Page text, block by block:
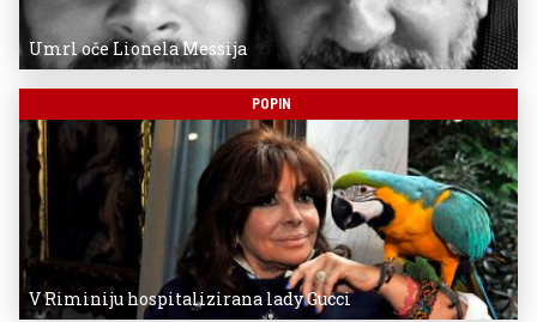
Umrl oče Lionela Messija
POPIN
V Riminiju hospitalizirana lady Gucci